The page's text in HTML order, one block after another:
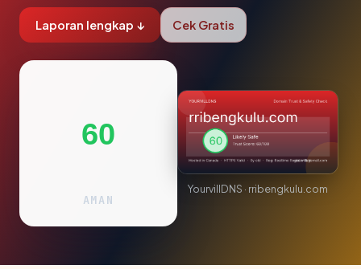
Laporan lengkap ↓ Cek Gratis
60
AMAN
YourvillDNS · rribengkulu.com